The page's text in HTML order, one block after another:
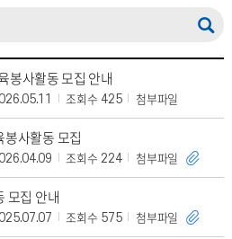
봉사활동 모집 안내
조회수 425 첨부파일
사활동 모집
조회수 224 첨부파일
모집 안내
조회수 575 첨부파일